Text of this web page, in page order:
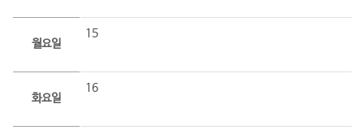
월요일
15
화요일
16